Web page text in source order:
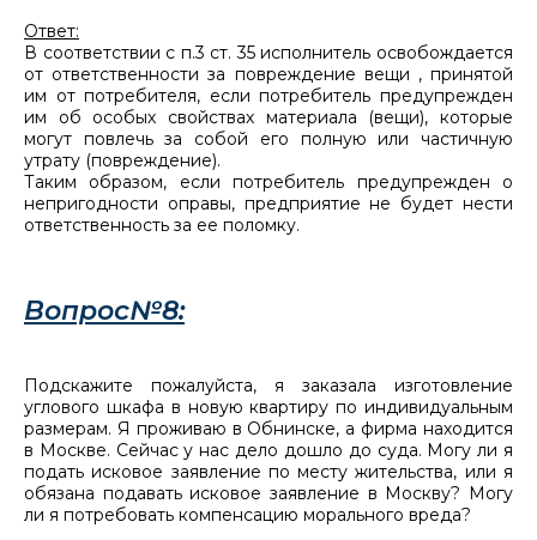
Ответ:
В соответствии с п.3 ст. 35 исполнитель освобождается
от ответственности за повреждение вещи , принятой
им от потребителя, если потребитель предупрежден
им об особых свойствах материала (вещи), которые
могут повлечь за собой его полную или частичную
утрату (повреждение).
Таким образом, если потребитель предупрежден о
непригодности оправы, предприятие не будет нести
ответственность за ее поломку.
Вопрос№8:
Подскажите пожалуйста, я заказала изготовление
углового шкафа в новую квартиру по индивидуальным
размерам. Я проживаю в Обнинске, а фирма находится
в Москве. Сейчас у нас дело дошло до суда. Могу ли я
подать исковое заявление по месту жительства, или я
обязана подавать исковое заявление в Москву? Могу
ли я потребовать компенсацию морального вреда?